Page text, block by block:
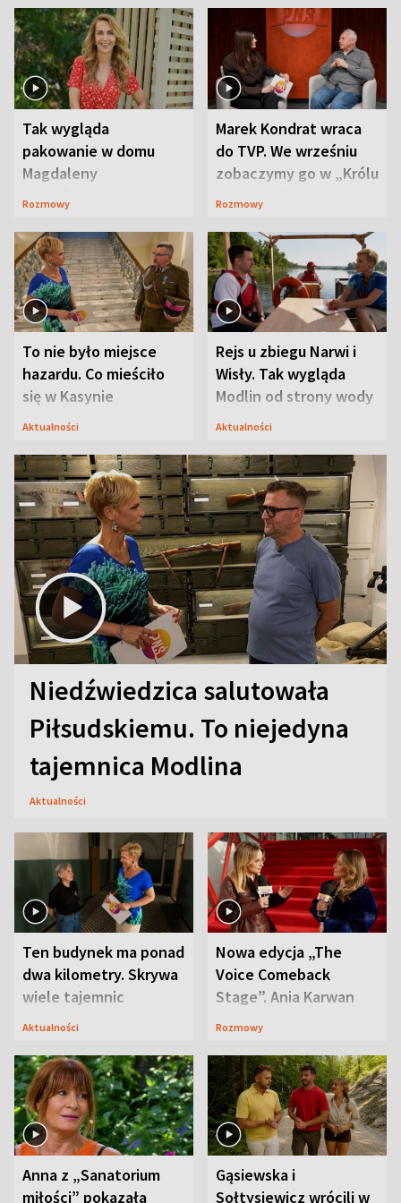
Tak wygląda
pakowanie w domu
Magdaleny
Waligórskiej-Lisieckiej.
Rozmowy
Marek Kondrat wraca
do TVP. We wrześniu
zobaczymy go w „Królu
Maciusiu I”
Rozmowy
To nie było miejsce
hazardu. Co mieściło
się w Kasynie
Oficerskim?
Aktualności
Rejs u zbiegu Narwi i
Wisły. Tak wygląda
Modlin od strony wody
Aktualności
Niedźwiedzica salutowała
Piłsudskiemu. To niejedyna
tajemnica Modlina
Aktualności
Ten budynek ma ponad
dwa kilometry. Skrywa
wiele tajemnic
Aktualności
Nowa edycja „The
Voice Comeback
Stage”. Ania Karwan
zapowiada
Rozmowy
Anna z „Sanatorium
miłości” pokazała
Gąsiewska i
Sołtysiewicz wrócili w